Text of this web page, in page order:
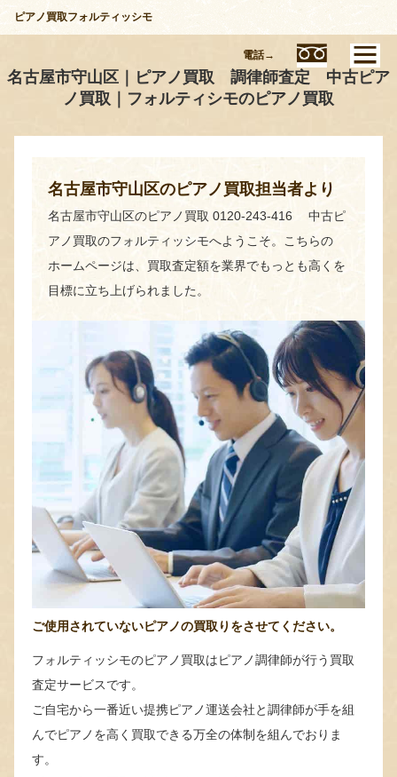
ピアノ買取フォルティッシモ
名古屋市守山区｜ピアノ買取 調律師査定 中古ピア
ノ買取｜フォルティシモのピアノ買取
名古屋市守山区のピアノ買取担当者より
名古屋市守山区のピアノ買取 0120-243-416 中古ピ
アノ買取のフォルティッシモへようこそ。こちらの
ホームページは、買取査定額を業界でもっとも高くを
目標に立ち上げられました。
ご使用されていないピアノの買取りをさせてください。
フォルティッシモのピアノ買取はピアノ調律師が行う買取
査定サービスです。
ご自宅から一番近い提携ピアノ運送会社と調律師が手を組
んでピアノを高く買取できる万全の体制を組んでおりま
す。
電話→